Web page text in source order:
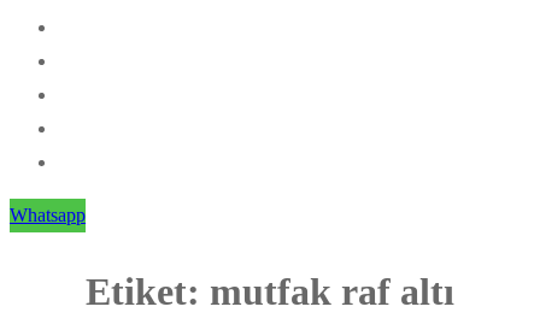
Whatsapp
Etiket: mutfak raf altı